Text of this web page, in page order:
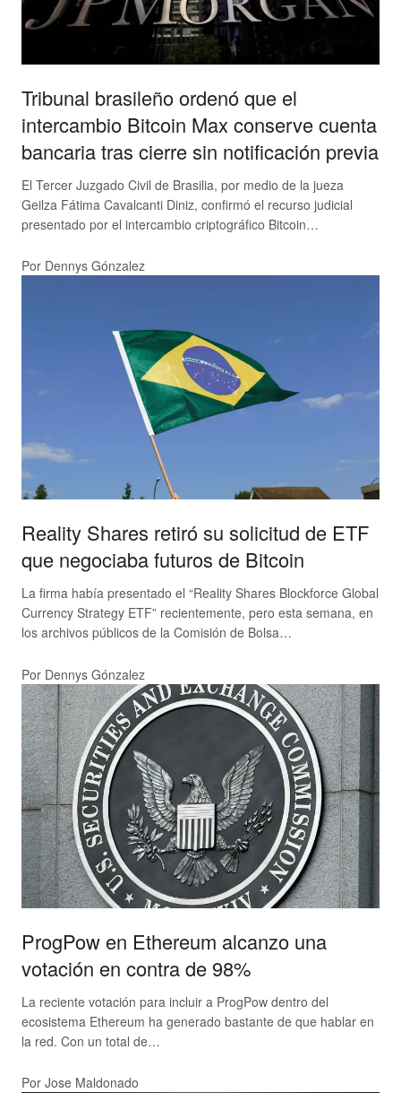
Tribunal brasileño ordenó que el
intercambio Bitcoin Max conserve cuenta
bancaria tras cierre sin notificación previa
El Tercer Juzgado Civil de Brasilia, por medio de la jueza
Geilza Fátima Cavalcanti Diniz, confirmó el recurso judicial
presentado por el intercambio criptográfico Bitcoin…
Por Dennys Gónzalez
Reality Shares retiró su solicitud de ETF
que negociaba futuros de Bitcoin
La firma había presentado el “Reality Shares Blockforce Global
Currency Strategy ETF” recientemente, pero esta semana, en
los archivos públicos de la Comisión de Bolsa…
Por Dennys Gónzalez
ProgPow en Ethereum alcanzo una
votación en contra de 98%
La reciente votación para incluir a ProgPow dentro del
ecosistema Ethereum ha generado bastante de que hablar en
la red. Con un total de…
Por Jose Maldonado